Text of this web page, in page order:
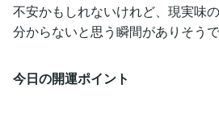
不安かもしれないけれど、現実味
分からないと思う瞬間がありそうで
今日の開運ポイント